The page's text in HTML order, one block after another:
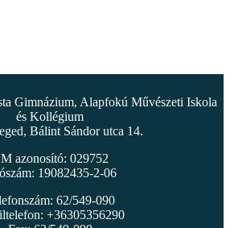
Gimnázium, Alapfokú Művészeti Iskola
és Kollégium
Bálint Sándor utca 14.
azonosító: 029752
19082435-2-06
62/549-090
+36305356290